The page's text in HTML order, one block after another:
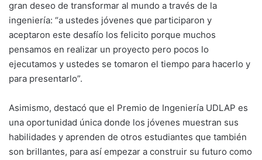
gran deseo de transformar al mundo a través de la
ingeniería: “a ustedes jóvenes que participaron y
aceptaron este desafío los felicito porque muchos
pensamos en realizar un proyecto pero pocos lo
ejecutamos y ustedes se tomaron el tiempo para hacerlo y
para presentarlo”.
Asimismo, destacó que el Premio de Ingeniería UDLAP es
una oportunidad única donde los jóvenes muestran sus
habilidades y aprenden de otros estudiantes que también
son brillantes, para así empezar a construir su futuro como